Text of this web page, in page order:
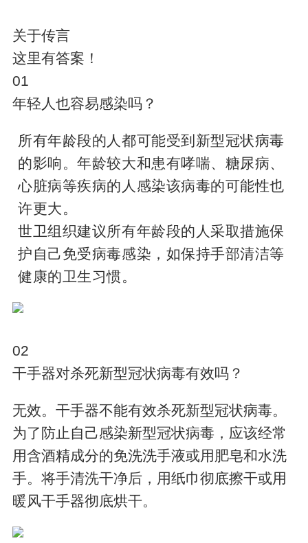
关于传言
这里有答案！
01
年轻人也容易感染吗？
所有年龄段的人都可能受到新型冠状病毒
的影响。年龄较大和患有哮喘、糖尿病、
心脏病等疾病的人感染该病毒的可能性也
许更大。
世卫组织建议所有年龄段的人采取措施保
护自己免受病毒感染，如保持手部清洁等
健康的卫生习惯。
02
干手器对杀死新型冠状病毒有效吗？
无效。干手器不能有效杀死新型冠状病毒。
为了防止自己感染新型冠状病毒，应该经常
用含酒精成分的免洗洗手液或用肥皂和水洗
手。将手清洗干净后，用纸巾彻底擦干或用
暖风干手器彻底烘干。